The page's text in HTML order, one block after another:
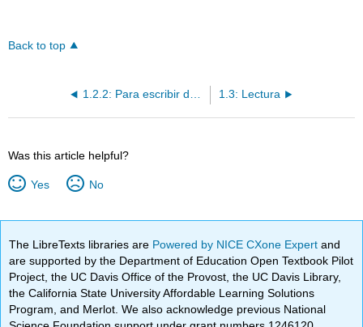
Back to top
1.3: Lectura
Was this article helpful?
Yes No
The LibreTexts libraries are Powered by NICE CXone Expertand
are supported by the Department of Education Open Textbook Pilot
Project, the UC Davis Office of the Provost, the UC Davis Library,
the California State University Affordable Learning Solutions
Program, and Merlot. We also acknowledge previous National